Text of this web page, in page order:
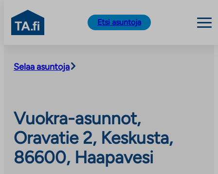
sisältöön
TA.fi
Etsi asuntoja
Selaa asuntoja
Vuokra-asunnot,
Oravatie 2, Keskusta,
86600, Haapavesi